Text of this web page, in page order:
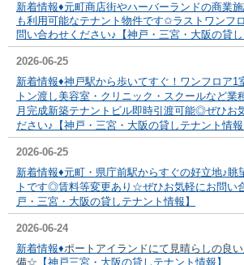
新着情報♦元町商店街やハーバーランドの商業
も利用可能なテナント物件です✩ラストワンフ
問い合わせください♪【神戸・三宮・大阪の貸し
2026-06-25
新着情報♦神戸駅から歩いてすぐ！ワンフロア1
トン渡し美容室・クリニック・スクールなど
月完成新築テナントビル即時引渡可能◎ぜひお
ださい♪【神戸・三宮・大阪の貸しテナント情報
2026-06-25
新着情報♦元町・県庁前駅からすぐの好立地♪眺
トです◎賃料等変更あり ☆ぜひお気軽にお問い
戸・三宮・大阪の貸しテナント情報】
2026-06-24
新着情報♦ポートアイランドにて見晴らしの良
備☆ 【神戸三宮・大阪の貸しテナント情報】